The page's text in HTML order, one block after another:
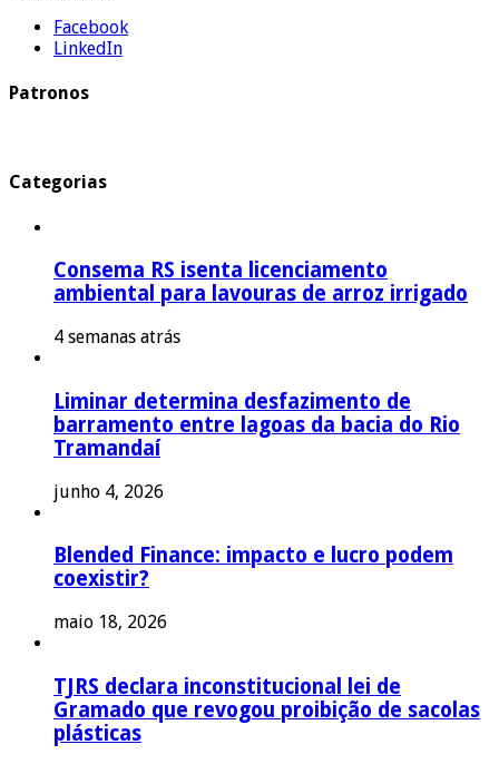
Facebook
LinkedIn
Patronos
Categorias
Consema RS isenta licenciamento
ambiental para lavouras de arroz irrigado
4 semanas atrás
Liminar determina desfazimento de
barramento entre lagoas da bacia do Rio
Tramandaí
junho 4, 2026
Blended Finance: impacto e lucro podem
coexistir?
maio 18, 2026
TJRS declara inconstitucional lei de
Gramado que revogou proibição de sacolas
plásticas